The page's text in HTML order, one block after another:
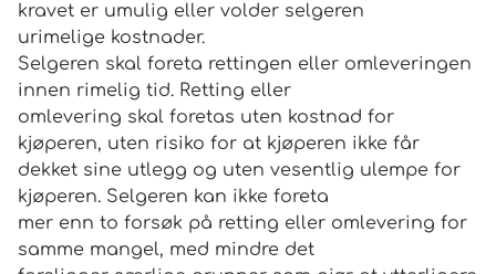
kravet er umulig eller volder selgeren
urimelige kostnader.
Selgeren skal foreta rettingen eller omleveringen
innen rimelig tid. Retting eller
omlevering skal foretas uten kostnad for
kjøperen, uten risiko for at kjøperen ikke får
dekket sine utlegg og uten vesentlig ulempe for
kjøperen. Selgeren kan ikke foreta
mer enn to forsøk på retting eller omlevering for
samme mangel, med mindre det